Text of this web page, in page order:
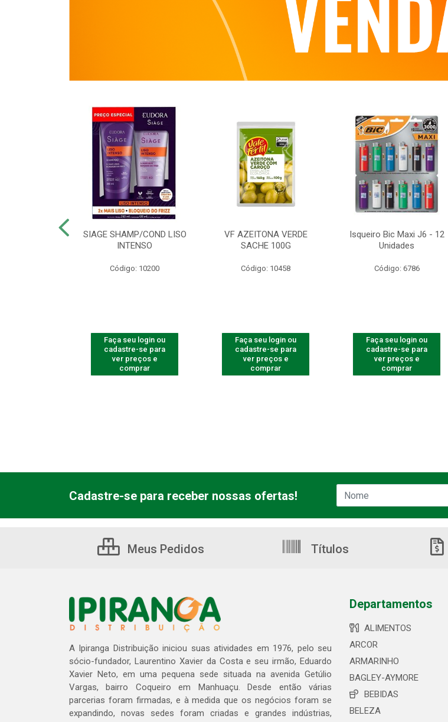
SIAGE SHAMP/COND LISO
INTENSO
Código: 10200
Faça seu login ou
cadastre-se para
ver preços e
comprar
VF AZEITONA VERDE
SACHE 100G
Código: 10458
Faça seu login ou
cadastre-se para
ver preços e
comprar
Isqueiro Bic Maxi J6 - 12
Unidades
Código: 6786
Faça seu login ou
cadastre-se para
ver preços e
comprar
Cadastre-se para receber nossas ofertas!
Meus Pedidos Títulos
A Ipiranga Distribuição iniciou suas atividades em 1976, pelo seu
sócio-fundador, Laurentino Xavier da Costa e seu irmão, Eduardo
Xavier Neto, em uma pequena sede situada na avenida Getúlio
Vargas, bairro Coqueiro em Manhuaçu. Desde então várias
parcerias foram firmadas, e à medida que os negócios foram se
expandindo, novas sedes foram criadas e grandes indústrias,
Departamentos
ALIMENTOS
ARCOR
ARMARINHO
BAGLEY-AYMORE
BEBIDAS
BELEZA